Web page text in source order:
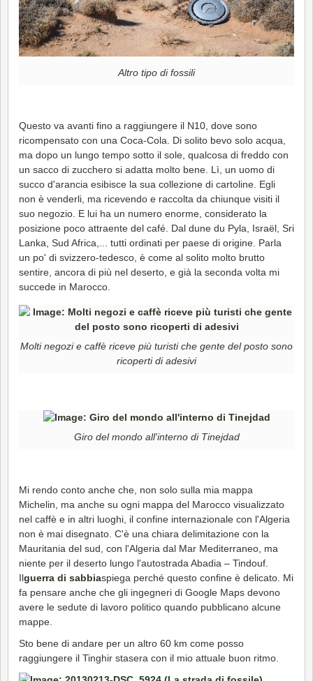
Altro tipo di fossili
Questo va avanti fino a raggiungere il N10, dove sono
ricompensato con una Coca-Cola. Di solito bevo solo acqua,
ma dopo un lungo tempo sotto il sole, qualcosa di freddo con
un sacco di zucchero si adatta molto bene. Lì, un uomo di
succo d'arancia esibisce la sua collezione di cartoline. Egli
non è venderli, ma ricevendo e raccolta da chiunque visiti il
suo negozio. E lui ha un numero enorme, considerato la
posizione poco attraente del café. Dal dune du Pyla, Israël, Sri
Lanka, Sud Africa,... tutti ordinati per paese di origine. Parla
un po' di svizzero-tedesco, è come al solito molto brutto
sentire, ancora di più nel deserto, e già la seconda volta mi
succede in Marocco.
Molti negozi e caffè riceve più turisti che gente del posto sono
ricoperti di adesivi
Giro del mondo all'interno di Tinejdad
Mi rendo conto anche che, non solo sulla mia mappa
Michelin, ma anche su ogni mappa del Marocco visualizzato
nel caffè e in altri luoghi, il confine internazionale con l'Algeria
non è mai disegnato. C'è una chiara delimitazione con la
Mauritania del sud, con l'Algeria dal Mar Mediterraneo, ma
niente per il deserto lungo l'autostrada Abadia – Tindouf.
Ilguerra di sabbiaspiega perché questo confine è delicato. Mi
fa pensare anche che gli ingegneri di Google Maps devono
avere le sedute di lavoro politico quando pubblicano alcune
mappe.
Sto bene di andare per un altro 60 km come posso
raggiungere il Tinghir stasera con il mio attuale buon ritmo.